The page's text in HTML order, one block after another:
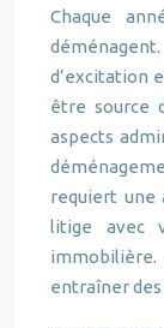
Chaque
d’excitation
être source
aspects
requiert
litige avec
entraîner